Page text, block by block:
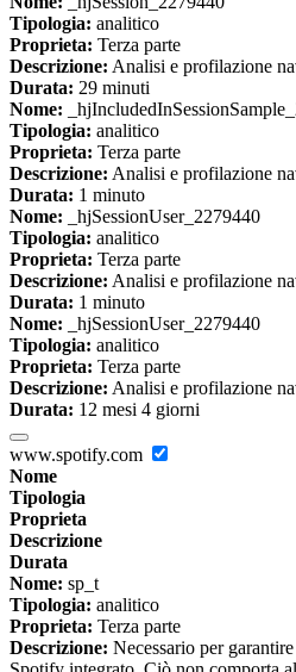
Tipologia: analitico
Proprieta: Terza parte
Descrizione: Analisi e profilazione
Durata: 29 minuti
Nome:
Tipologia: analitico
Proprieta: Terza parte
Descrizione: Analisi e profilazione
Durata: 1 minuto
Nome: _hjSessionUser_2279440
Tipologia: analitico
Proprieta: Terza parte
Descrizione: Analisi e profilazione
Durata: 1 minuto
Nome: _hjSessionUser_2279440
Tipologia: analitico
Proprieta: Terza parte
Descrizione: Analisi e profilazione
Durata: 12 mesi 4 giorni
www.spotify.com
Nome
Tipologia
Proprieta
Descrizione
Durata
Nome: sp_t
Tipologia: analitico
Proprieta: Terza parte
Descrizione: Necessario per